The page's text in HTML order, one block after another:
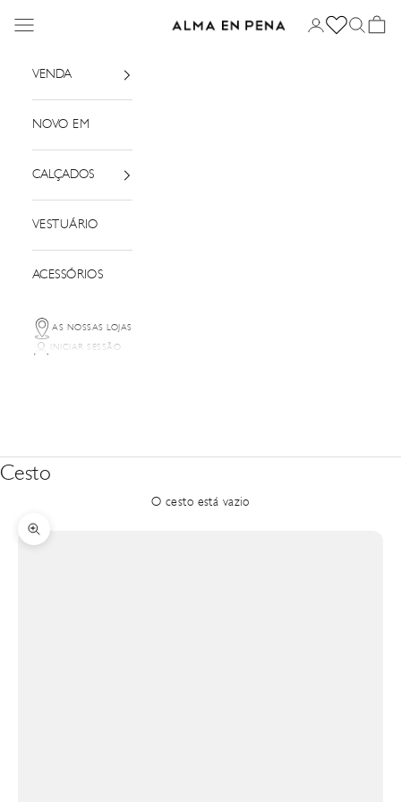
Alma em Pena
Menu Iniciar sessão
Pesquisar
Cesto
VENDA
NOVO EM
CALÇADOS
VESTUÁRIO
ACESSÓRIOS
AS NOSSAS LOJAS
INICIAR SESSÃO
Cesto
O cesto está vazio
Zoom